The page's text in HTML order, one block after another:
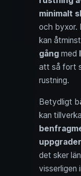
minimalt
och byxor.
kan
gång med
att så fort
rustning.
Betydligt
kan
det sker
visserligen